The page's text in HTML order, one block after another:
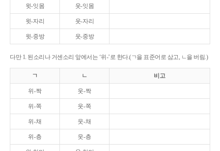
윗-잇몸 웃-잇몸
윗-자리 웃-자리
윗-중방 웃-중방
다만 1. 된소리나 거센소리 앞에서는 ‘위-’로 한다.(ㄱ을 표준어로 삼고, ㄴ을 버림.)
ㄱ ㄴ 비고
위-짝 웃-짝
위-쪽 웃-쪽
위-채 웃-채
위-층 웃-층